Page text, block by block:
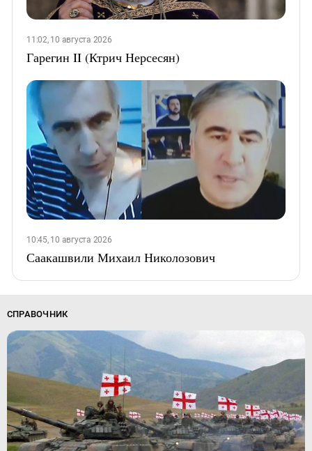
11:02, 10 августа 2026
Гарегин II (Ктрич Нерсесян)
10:45, 10 августа 2026
Саакашвили Михаил Николозович
СПРАВОЧНИК